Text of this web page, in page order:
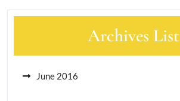
Archives List
June 2016